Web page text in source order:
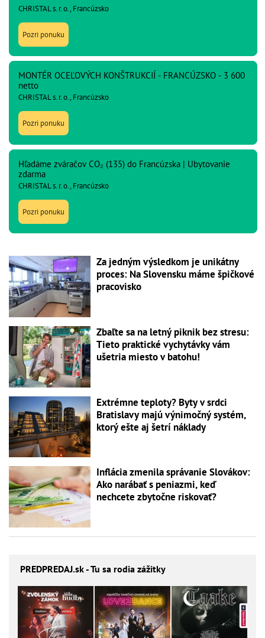
CHRISTAL s. r. o., Francúzsko
Pozri ponuku
MONTÉR OCEĽOVÝCH KONŠTRUKCIÍ - FRANCÚZSKO - 3 600
netto
CHRISTAL s. r. o., Francúzsko
Pozri ponuku
Hľadáme zváračov CO₂ (135) do Francúzska | Ubytovanie
zdarma
CHRISTAL s. r. o., Francúzsko
Pozri ponuku
Za jedným výsledkom je unikátny
proces: Na Slovensku máme špičkové
pracovisko
Zbaľte sa na letný piknik bez stresu:
Tieto praktické vychytávky vám
ušetria miesto v batohu!
Extrémne teploty? Byty v srdci
Bratislavy majú výnimočný systém,
ktorý ešte aj šetrí náklady
Inflácia zmenila správanie Slovákov:
Ako narábať s peniazmi, keď
nechcete zbytočne riskovať?
PREDPREDAJ.sk - Tu sa rodia zážitky